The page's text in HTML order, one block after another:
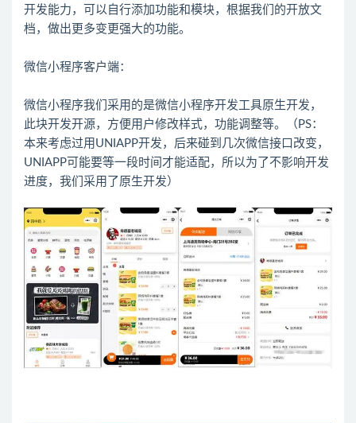
开发能力，可以自行添加功能和模块，根据我们的开放文
档，做出更多变更强大的功能。
微信小程序客户端：
微信小程序我们采用的是微信小程序开发工具原生开发，
此块开发开源，方便用户修改样式，功能调整等。（PS：
本来考虑过用UNIAPP开发，后来碰到几次微信接口改变，
UNIAPP可能要等一段时间才能适配，所以为了不影响开发